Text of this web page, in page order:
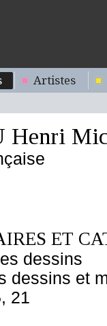
Artistes
Henri
ET
dessins
dessins et
21